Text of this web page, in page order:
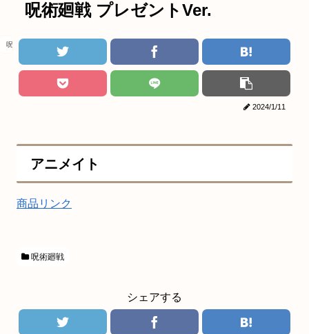
呪術廻戦 プレゼントVer.
呪術廻戦
2024/1/11
アニメイト
商品リンク
呪術廻戦
シェアする